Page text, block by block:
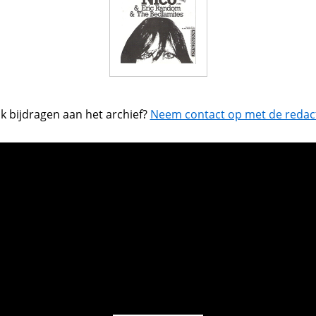
bijdragen aan het archief? Neem contact op met de